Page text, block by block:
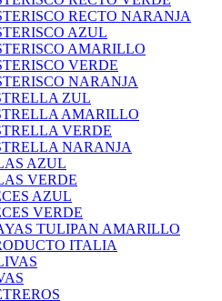
RECTO NARANJA
AZUL
AMARILLO
VERDE
NARANJA
ZUL
AMARILLO
VERDE
NARANJA
AZUL
VERDE
AZUL
VERDE
TULIPAN AMARILLO
ITALIA